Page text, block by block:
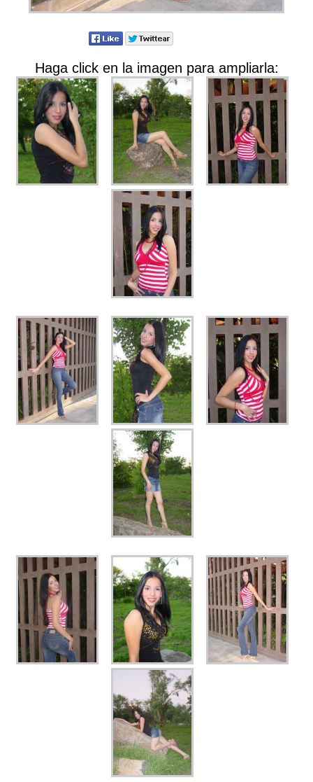
Haga click en la imagen para ampliarla: